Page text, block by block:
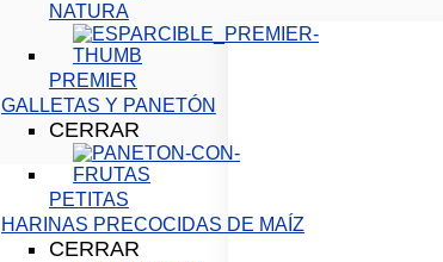
NATURA
PREMIER
GALLETAS Y PANETÓN
CERRAR
PETITAS
HARINAS PRECOCIDAS DE MAÍZ
CERRAR